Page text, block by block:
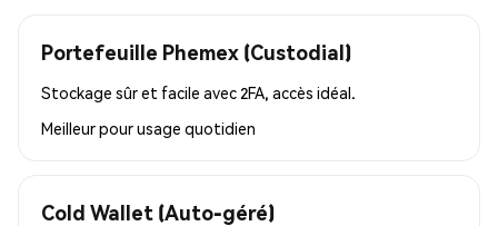
Portefeuille Phemex (Custodial)
Stockage sûr et facile avec 2FA, accès idéal.
Meilleur pourusage quotidien
Cold Wallet (Auto-géré)